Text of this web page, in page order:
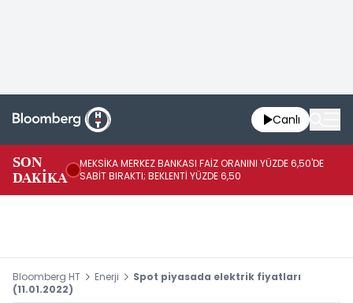
Canlı
SON
DAKİKA
MEKSİKA MERKEZ BANKASI FAİZ ORANINI YÜZDE 6,50'DE
SABİT BIRAKTI; BEKLENTİ YÜZDE 6,50
Bloomberg HT Enerji
Spot piyasada elektrik fiyatları
(11.01.2022)